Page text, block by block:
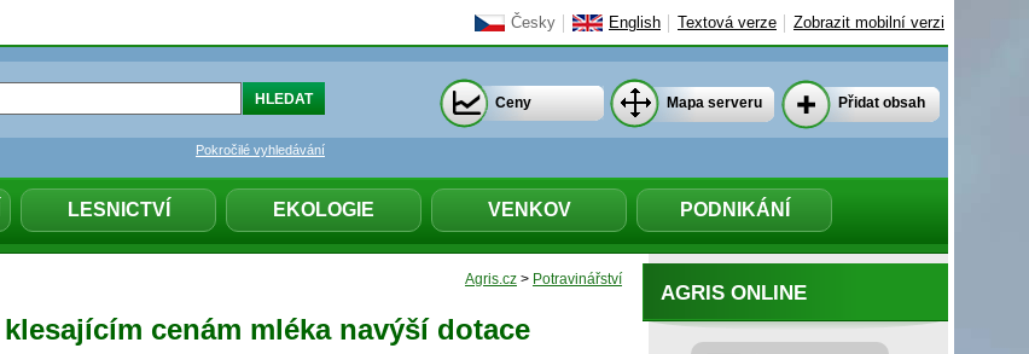
Česky English Textová verze Zobrazit mobilní verzi
LESNICTVÍ EKOLOGIE VENKOV PODNIKÁNÍ
Pokročilé vyhledávání
Ceny Mapa serveru Přidat obsah
Agris.cz > Potravinářství
cenám mléka navýší dotace
AGRIS ONLINE